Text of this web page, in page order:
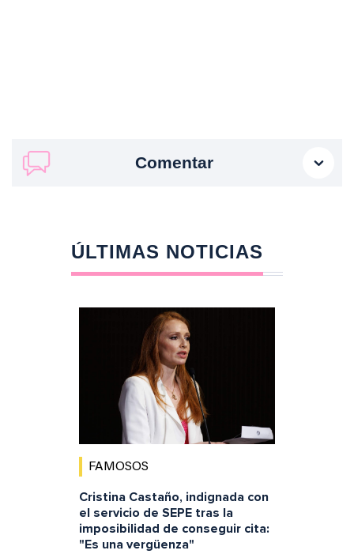
Comentar
ÚLTIMAS NOTICIAS
FAMOSOS
Cristina Castaño, indignada con
el servicio de SEPE tras la
imposibilidad de conseguir cita:
"Es una vergüenza"